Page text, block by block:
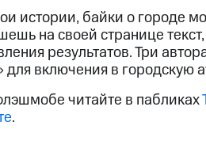
истории, байки о
на своей странице
результатов. Три
для включения в городскую
читайте в пабликах
.